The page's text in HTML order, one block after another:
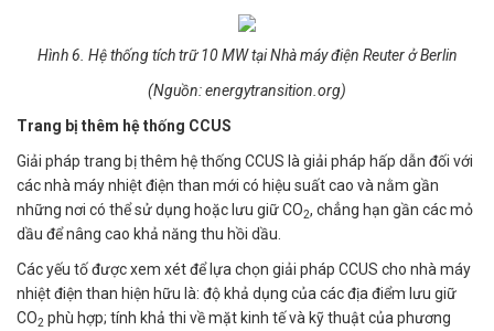
Hình 6. Hệ thống tích trữ 10 MW tại Nhà máy điện Reuter ở Berlin
(Nguồn: energytransition.org)
Trang bị thêm hệ thống CCUS
Giải pháp trang bị thêm hệ thống CCUS là giải pháp hấp dẫn đối với
các nhà máy nhiệt điện than mới có hiệu suất cao và nằm gần
những nơi có thể sử dụng hoặc lưu giữ CO2, chẳng hạn gần các mỏ
dầu để nâng cao khả năng thu hồi dầu.
Các yếu tố được xem xét để lựa chọn giải pháp CCUS cho nhà máy
nhiệt điện than hiện hữu là: độ khả dụng của các địa điểm lưu giữ
CO2 phù hợp; tính khả thi về mặt kinh tế và kỹ thuật của phương